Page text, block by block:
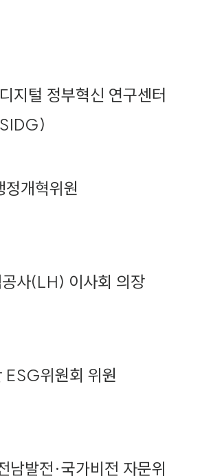
지털 정부혁신 연구센터
정개혁위원
사(LH) 이사회 의장
ESG위원회 위원
남발전·국가비전 자문위